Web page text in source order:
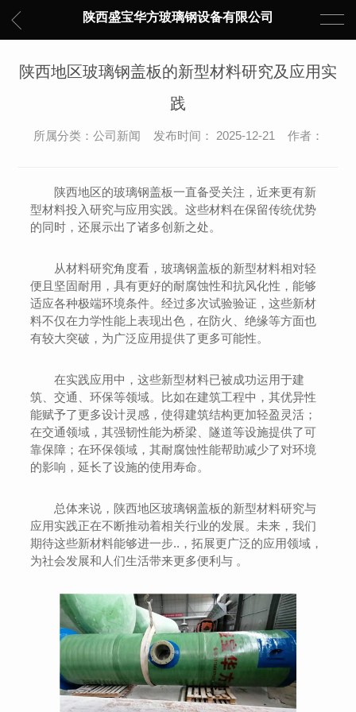
陕西盛宝华方玻璃钢设备有限公司
陕西地区玻璃钢盖板的新型材料研究及应用实
践
所属分类：公司新闻 发布时间： 2025-12-21 作者：
陕西地区的玻璃钢盖板一直备受关注，近来更有新
型材料投入研究与应用实践。这些材料在保留传统优势
的同时，还展示出了诸多创新之处。
从材料研究角度看，玻璃钢盖板的新型材料相对轻
便且坚固耐用，具有更好的耐腐蚀性和抗风化性，能够
适应各种极端环境条件。经过多次试验验证，这些新材
料不仅在力学性能上表现出色，在防火、绝缘等方面也
有较大突破，为广泛应用提供了更多可能性。
在实践应用中，这些新型材料已被成功运用于建
筑、交通、环保等领域。比如在建筑工程中，其优异性
能赋予了更多设计灵感，使得建筑结构更加轻盈灵活；
在交通领域，其强韧性能为桥梁、隧道等设施提供了可
靠保障；在环保领域，其耐腐蚀性能帮助减少了对环境
的影响，延长了设施的使用寿命。
总体来说，陕西地区玻璃钢盖板的新型材料研究与
应用实践正在不断推动着相关行业的发展。未来，我们
期待这些新材料能够进一步..，拓展更广泛的应用领域，
为社会发展和人们生活带来更多便利与 。